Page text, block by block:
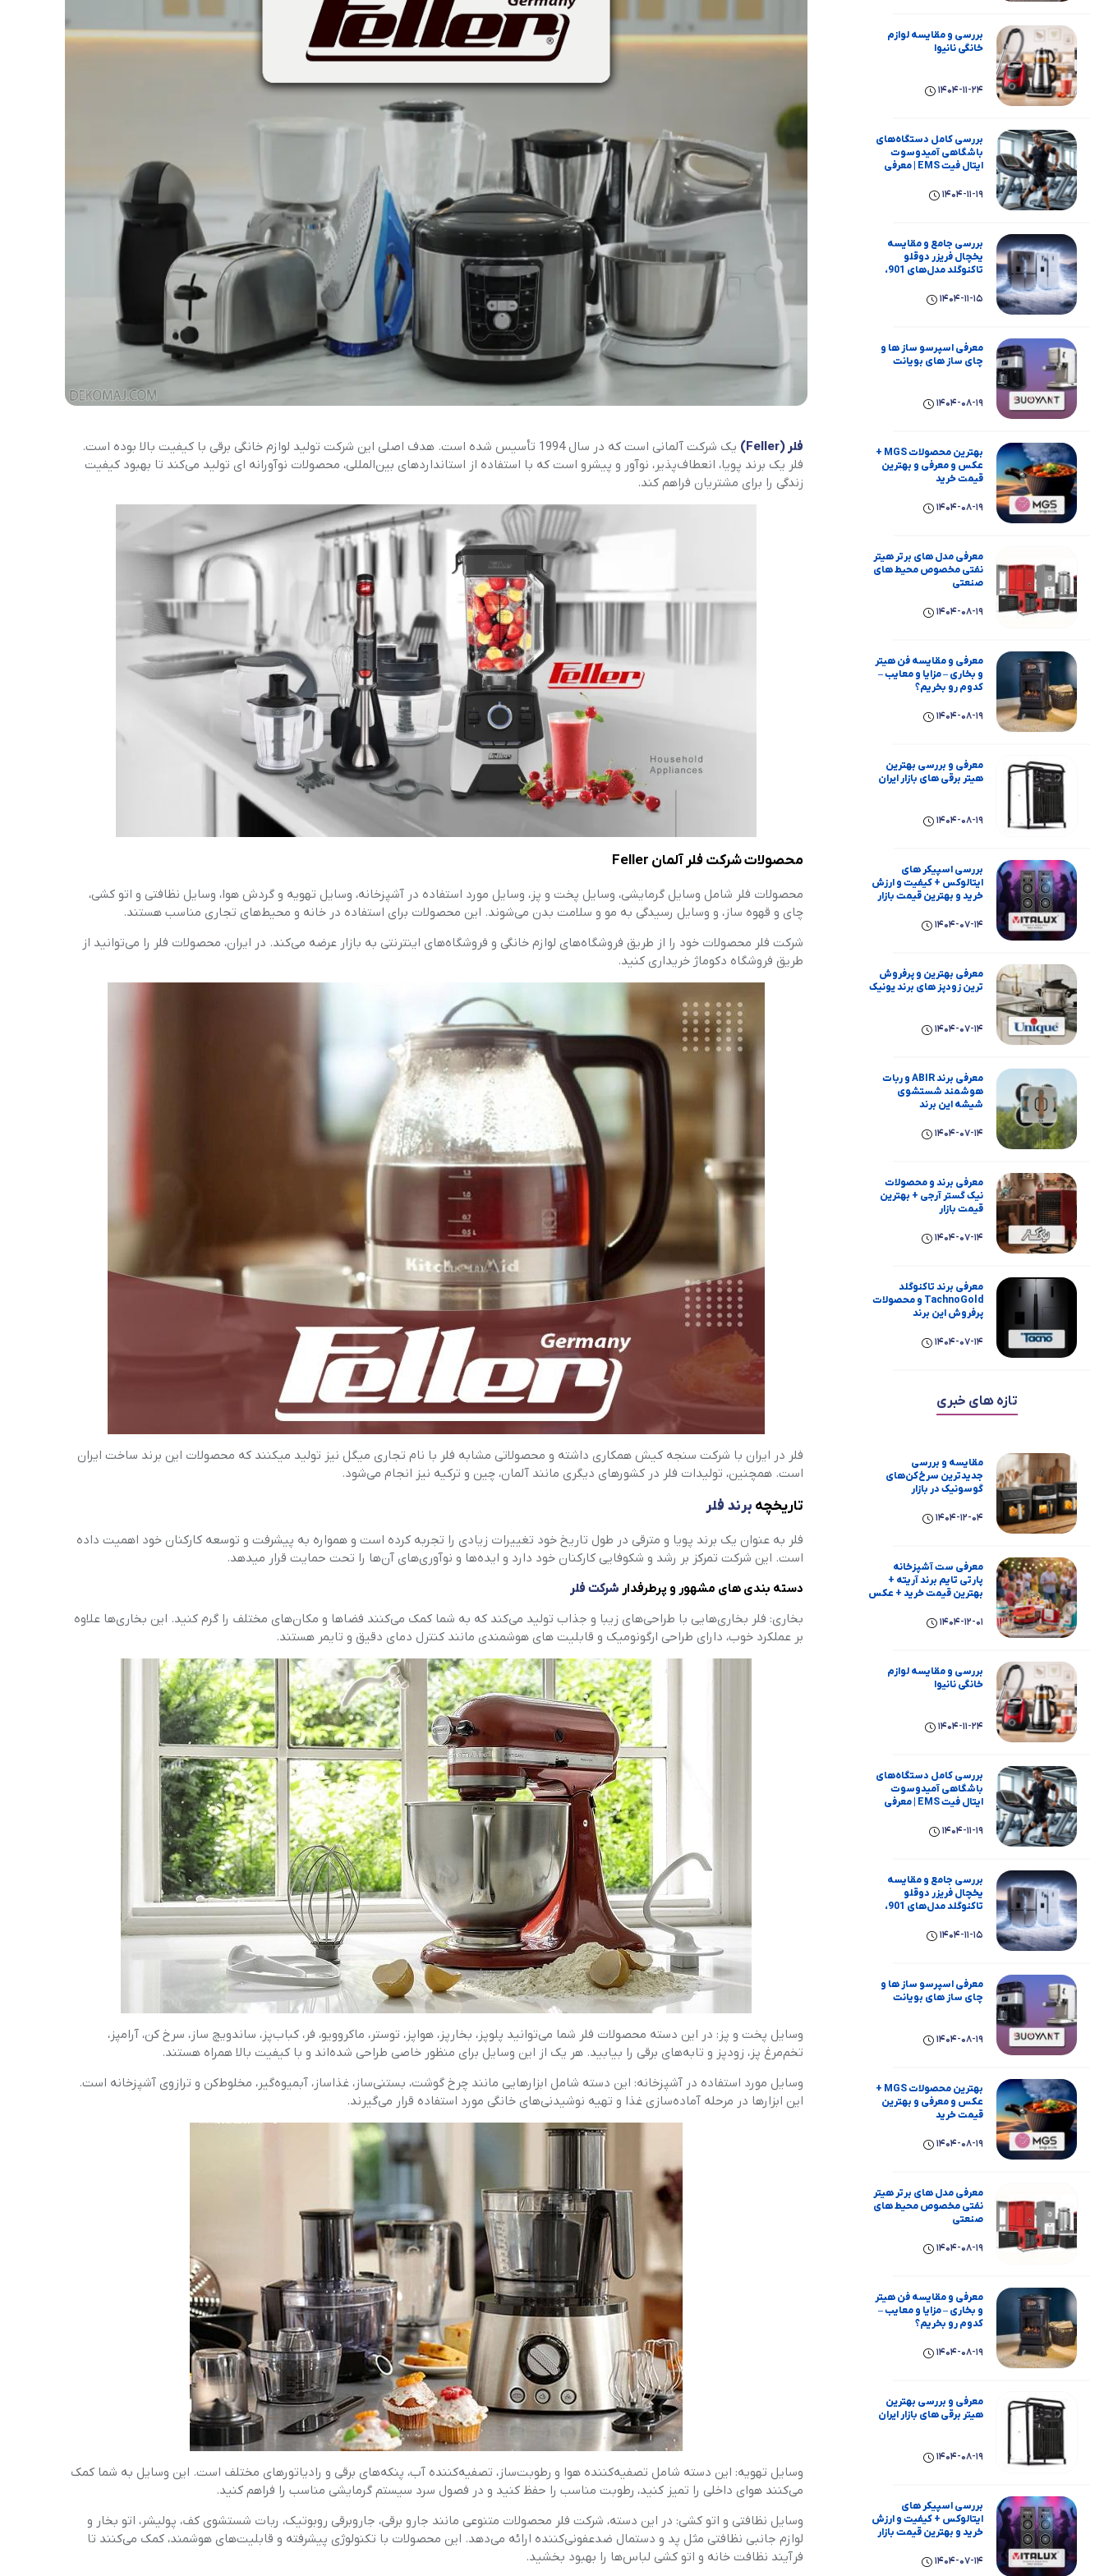
بررسی و مقایسه لوازم
خانگی نانیوا
1404-11-24
بررسی کامل دستگاه‌های
باشگاهی آمیدوسوت
ایتال فیت EMS | معرفی
1404-11-19
بررسی جامع و مقایسه
یخچال فریزر دوقلو
تاکنوگلد مدل‌های 901،
1404-11-15
معرفی اسپرسو ساز ها و
چای ساز های بویانت
1404-08-19
بهترین محصولات MGS +
عکس و معرفی و بهترین
قیمت خرید
1404-08-19
معرفی مدل های برتر هیتر
نفتی مخصوص محیط های
صنعتی
1404-08-19
معرفی و مقایسه فن هیتر
و بخاری – مزایا و معایب –
کدوم رو بخریم؟
1404-08-19
معرفی و بررسی بهترین
هیتر برقی های بازار ایران
1404-08-19
بررسی اسپیکر های
ایتالوکس + کیفیت و ارزش
خرید و بهترین قیمت بازار
1404-07-14
معرفی بهترین و پرفروش
ترین زودپز های برند یونیک
1404-07-14
معرفی برند ABIR و ربات
هوشمند شستشوی
شیشه این برند
1404-07-14
معرفی برند و محصولات
نیک گستر آرجی + بهترین
قیمت بازار
1404-07-14
معرفی برند تاکنوگلد
TachnoGold و محصولات
پرفروش این برند
1404-07-14
تازه های خبری
مقایسه و بررسی
جدیدترین سرخ‌کن‌های
گوسونیک در بازار
1404-12-04
معرفی ست آشپزخانه
پارتی تایم برند آریته +
بهترین قیمت خرید + عکس
1404-12-01
بررسی و مقایسه لوازم
خانگی نانیوا
1404-11-24
بررسی کامل دستگاه‌های
باشگاهی آمیدوسوت
ایتال فیت EMS | معرفی
1404-11-19
بررسی جامع و مقایسه
یخچال فریزر دوقلو
تاکنوگلد مدل‌های 901،
1404-11-15
معرفی اسپرسو ساز ها و
چای ساز های بویانت
1404-08-19
بهترین محصولات MGS +
عکس و معرفی و بهترین
قیمت خرید
1404-08-19
معرفی مدل های برتر هیتر
نفتی مخصوص محیط های
صنعتی
1404-08-19
معرفی و مقایسه فن هیتر
و بخاری – مزایا و معایب –
کدوم رو بخریم؟
1404-08-19
معرفی و بررسی بهترین
هیتر برقی های بازار ایران
1404-08-19
بررسی اسپیکر های
ایتالوکس + کیفیت و ارزش
خرید و بهترین قیمت بازار
1404-07-14
فلر (Feller)
یک شرکت آلمانی است که در سال 1994 تأسیس شده است. هدف اصلی این شرکت تولید لوازم خانگی برقی با کیفیت بالا بوده است.
فلر یک برند پویا، انعطاف‌پذیر، نوآور و پیشرو است که با استفاده از استانداردهای بین‌المللی، محصولات نوآورانه ای تولید می‌کند تا بهبود کیفیت
زندگی را برای مشتریان فراهم کند.
محصولات شرکت فلر آلمان Feller
محصولات فلر شامل وسایل گرمایشی، وسایل پخت و پز، وسایل مورد استفاده در آشپزخانه، وسایل تهویه و گردش هوا، وسایل نظافتی و اتو کشی،
چای و قهوه ساز، و وسایل رسیدگی به مو و سلامت بدن می‌شوند. این محصولات برای استفاده در خانه و محیط‌های تجاری مناسب هستند.
شرکت فلر محصولات خود را از طریق فروشگاه‌های لوازم خانگی و فروشگاه‌های اینترنتی به بازار عرضه می‌کند. در ایران، محصولات فلر را می‌توانید از
طریق فروشگاه دکوماژ خریداری کنید.
فلر در ایران با شرکت سنجه کیش همکاری داشته و محصولاتی مشابه فلر با نام تجاری میگل نیز تولید میکنند که محصولات این برند ساخت ایران
است. همچنین، تولیدات فلر در کشورهای دیگری مانند آلمان، چین و ترکیه نیز انجام می‌شود.
تاریخچه برند فلر
فلر به عنوان یک برند پویا و مترقی در طول تاریخ خود تغییرات زیادی را تجربه کرده است و همواره به پیشرفت و توسعه کارکنان خود اهمیت داده
است. این شرکت تمرکز بر رشد و شکوفایی کارکنان خود دارد و ایده‌ها و نوآوری‌های آن‌ها را تحت حمایت قرار میدهد.
دسته بندی های مشهور و پرطرفدار شرکت فلر
بخاری: فلر بخاری‌هایی با طراحی‌های زیبا و جذاب تولید می‌کند که به شما کمک می‌کنند فضاها و مکان‌های مختلف را گرم کنید. این بخاری‌ها علاوه
بر عملکرد خوب، دارای طراحی ارگونومیک و قابلیت های هوشمندی مانند کنترل دمای دقیق و تایمر هستند.
وسایل پخت و پز: در این دسته محصولات فلر شما می‌توانید پلوپز، بخارپز، هواپز، توستر، ماکروویو، فر، کباب‌پز، ساندویچ ساز، سرخ کن، آرامپز،
تخم‌مرغ پز، زودپز و تابه‌های برقی را بیابید. هر یک از این وسایل برای منظور خاصی طراحی شده‌اند و با کیفیت بالا همراه هستند.
وسایل مورد استفاده در آشپزخانه: این دسته شامل ابزارهایی مانند چرخ گوشت، بستنی‌ساز، غذاساز، آبمیوه‌گیر، مخلوط‌کن و ترازوی آشپزخانه است.
این ابزارها در مرحله آماده‌سازی غذا و تهیه نوشیدنی‌های خانگی مورد استفاده قرار می‌گیرند.
وسایل تهویه: این دسته شامل تصفیه‌کننده هوا و رطوبت‌ساز، تصفیه‌کننده آب، پنکه‌های برقی و رادیاتورهای مختلف است. این وسایل به شما کمک
می‌کنند هوای داخلی را تمیز کنید، رطوبت مناسب را حفظ کنید و در فصول سرد سیستم گرمایشی مناسب را فراهم کنید.
وسایل نظافتی و اتو کشی: در این دسته، شرکت فلر محصولات متنوعی مانند جارو برقی، جاروبرقی روبوتیک، ربات شستشوی کف، پولیشر، اتو بخار و
لوازم جانبی نظافتی مثل پد و دستمال ضدعفونی‌کننده ارائه می‌دهد. این محصولات با تکنولوژی پیشرفته و قابلیت‌های هوشمند، کمک می‌کنند تا
فرآیند نظافت خانه و اتو کشی لباس‌ها را بهبود بخشید.